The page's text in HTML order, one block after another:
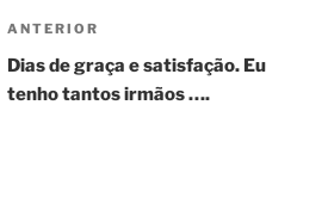
Navegação
de
Post
Post
anterior
ANTERIOR
Dias de graça e satisfação. Eu
tenho tantos irmãos ….